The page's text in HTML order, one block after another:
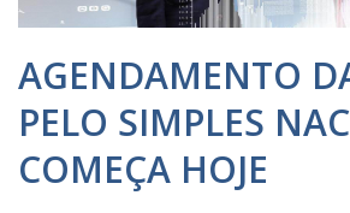
AGENDAMENTO
PELO SIMPLES
COMEÇA HOJE